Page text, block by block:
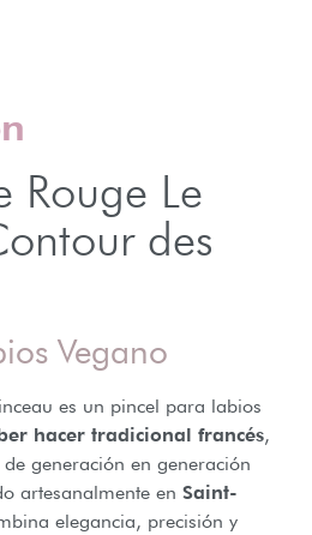
Rouge Le
des
Vegano
es un pincel para labios
hacer tradicional francés,
generación en generación
artesanalmente en Saint-
elegancia, precisión y